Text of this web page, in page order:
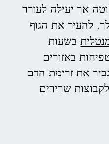
אך יעילה לעורר
להעיר את הגוף
בשעות
באזורים
את זרימת הדם
שרירים